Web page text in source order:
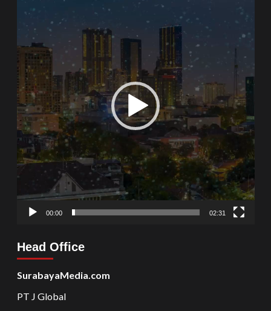
Player
00:00 02:31
Head Office
SurabayaMedia.com
PT J Global